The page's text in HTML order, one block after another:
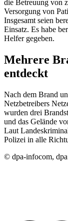
die Betreuung von
Versorgung von
Insgesamt seien
Einsatz. Es habe
Helfer gegeben.
Mehrere
entdeckt
Nach dem Brand
Netzbetreibers
wurden drei
und das Gelände
Laut
Polizei in alle
© dpa-infocom,